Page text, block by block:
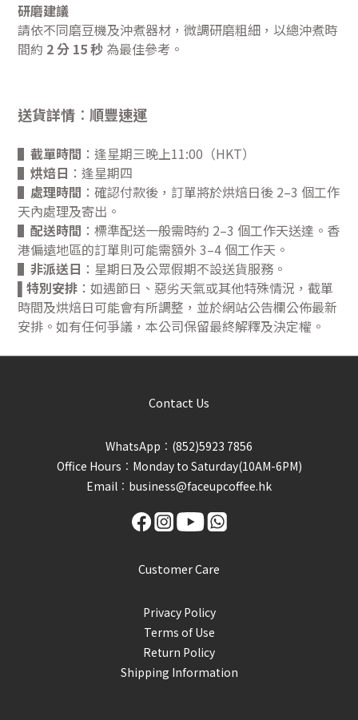
研磨建議
請依不同磨豆機及沖煮器材，微調研磨粗細，以總沖煮時
間約 2 分 15 秒 為最佳參考。
送貨詳情︰ 順豐速運
▌ 截單時間 ：逢星期三晚上11:00（HKT）
▌ 烘焙日 ：逢星期四
▌ 處理時間 ：確認付款後，訂單將於烘焙日後 2–3 個工作
天內處理及寄出。
▌ 配送時間 ：標準配送一般需時約 2–3 個工作天送達。香
港偏遠地區的訂單則可能需額外 3–4 個工作天。
▌ 非派送日 ：星期日及公眾假期不設送貨服務。
特別安排 ：如遇節日、惡劣天氣或其他特殊情況，截單
時間及烘焙日可能會有所調整，並於網站公告欄公佈最新
安排。如有任何爭議，本公司保留最終解釋及決定權。
Contact Us
WhatsApp︰(852)5923 7856
Office Hours︰Monday to Saturday(10AM-6PM)
Email︰business@faceupcoffee.hk
Customer Care
Privacy Policy
Terms of Use
Return Policy
Shipping Information